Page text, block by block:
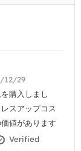
12/29
購入しまし
スアップコス
値があります
Verified